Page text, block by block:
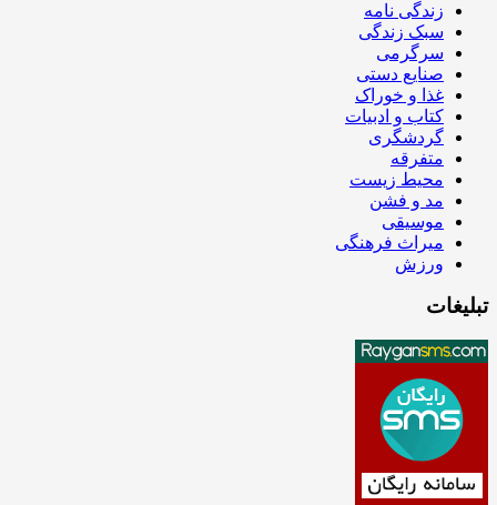
زندگی نامه
سبک زندگی
سرگرمی
صنایع دستی
غذا و خوراک
کتاب و ادبیات
گردشگری
متفرقه
محیط زیست
مد و فشن
موسیقی
میراث فرهنگی
ورزش
تبلیغات